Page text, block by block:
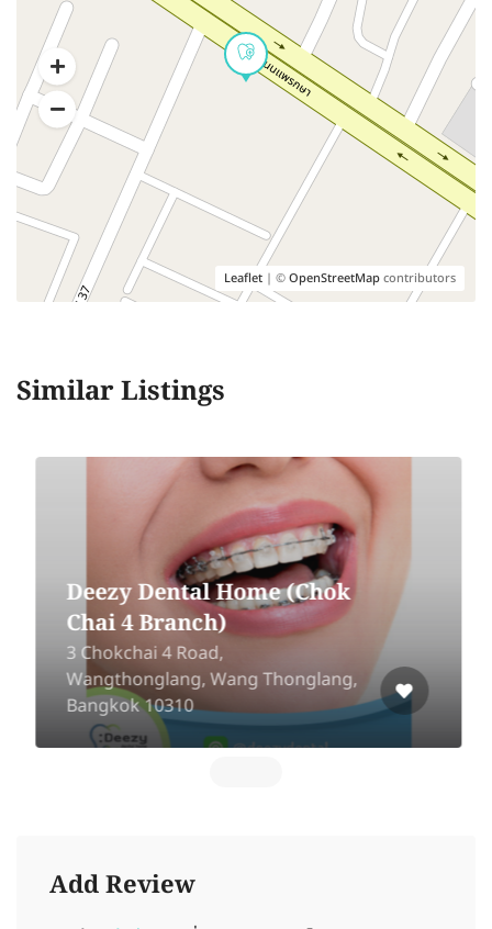
Leaflet | ©OpenStreetMapcontributors
Similar Listings
Deezy Dental Home (Chok
Chai 4 Branch)
3 Chokchai 4 Road,
Wangthonglang, Wang Thonglang,
Bangkok 10310
Add Review